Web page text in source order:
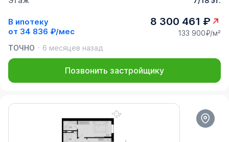
В ипотеку
от 34 836 ₽/мес
8 300 461 ₽
133 900₽/м²
ТОЧНО
6 месяцев назад
Позвонить застройщику